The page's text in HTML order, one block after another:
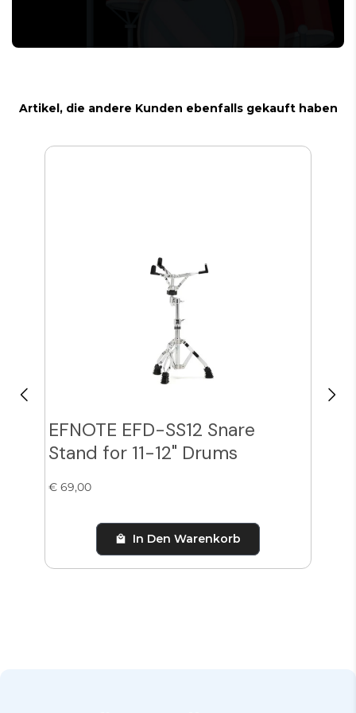
Artikel, die andere Kunden ebenfalls gekauft haben
EFNOTE EFD-SS12 Snare
Stand for 11-12" Drums
€ 69,00
In Den Warenkorb